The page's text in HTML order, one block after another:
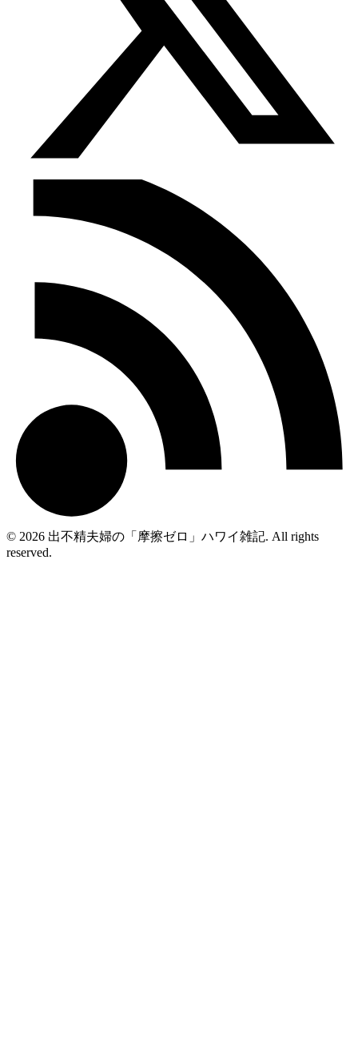
© 2026 出不精夫婦の「摩擦ゼロ」ハワイ雑記. All rights
reserved.